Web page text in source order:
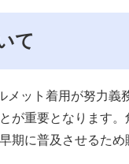
て
ット着用が努力義
が重要となります
期に普及させるた